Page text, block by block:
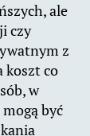
ale
czy
z
koszt co
w
być